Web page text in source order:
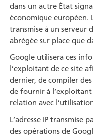
dans un autre État
économique européen.
transmise à un serveur
abrégée sur place que
Google utilisera ces
l’exploitant de ce site
dernier, de compiler
de fournir à l’exploitant
relation avec
L’adresse IP transmise
des opéra­tions de